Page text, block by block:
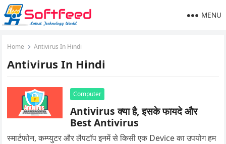
MENU
Home Antivirus In Hindi
Antivirus In Hindi
Computer
Antivirus क्या है, इसके फायदे और
Best Antivirus
स्मार्टफोन, कम्प्युटर और लैपटॉप इनमें से किसी एक Device का उपयोग हम